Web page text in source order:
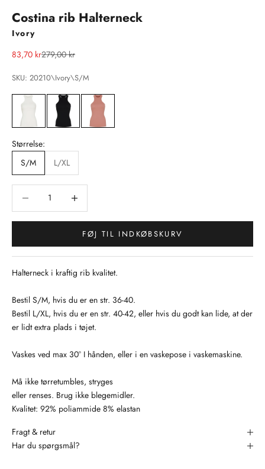
Costina rib Halterneck
Ivory
Salgspris
83,70 krNormalpris
279,00 kr
SKU: 20210\Ivory\S/M
Størrelse:
S/M
L/XL
FØJ TIL INDKØBSKURV
Halterneck i kraftig rib kvalitet.
Bestil S/M, hvis du er en str. 36-40.
Bestil L/XL, hvis du er en str. 40-42, eller hvis du godt kan lide, at der
er lidt extra plads i tøjet.
Vaskes ved max 30° I hånden, eller i en vaskepose i vaskemaskine.
Må ikke tørretumbles, stryges
eller renses. Brug ikke blegemidler.
Kvalitet: 92% poliammide 8% elastan
Fragt & retur
Har du spørgsmål?